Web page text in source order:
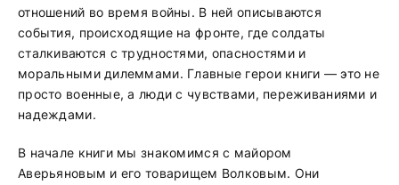
отношений во время войны. В ней описываются
события, происходящие на фронте, где солдаты
сталкиваются с трудностями, опасностями и
моральными дилеммами. Главные герои книги — это не
просто военные, а люди с чувствами, переживаниями и
надеждами.
В начале книги мы знакомимся с майором
Аверьяновым и его товарищем Волковым. Они